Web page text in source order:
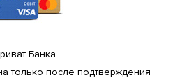
Банка.
только после подтверждения